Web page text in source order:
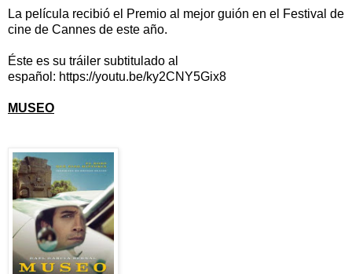
La película recibió el Premio al mejor guión en el Festival de
cine de Cannes de este año.
Éste es su tráiler subtitulado al
español: https://youtu.be/ky2CNY5Gix8
MUSEO